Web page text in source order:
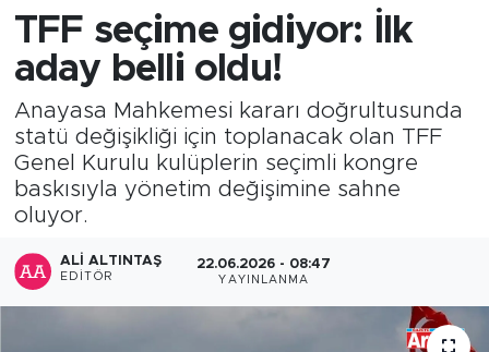
TFF seçime gidiyor: İlk
aday belli oldu!
Anayasa Mahkemesi kararı doğrultusunda
statü değişikliği için toplanacak olan TFF
Genel Kurulu kulüplerin seçimli kongre
baskısıyla yönetim değişimine sahne
oluyor.
ALI ALTINTAŞ
EDITÖR
22.06.2026 - 08:47
YAYINLANMA
Süper Lig Puan Durumu ve Fikstür
Tüm Manşetler
Son Dakika Haberleri
Haber Arşivi